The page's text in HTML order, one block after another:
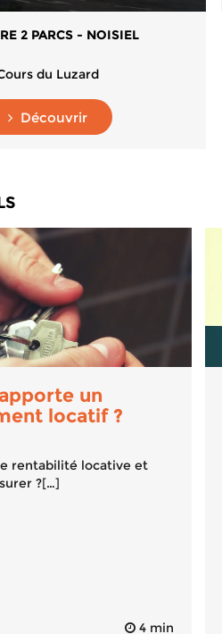
2 PARCS - NOISIEL
du Luzard
Découvrir
un
locatif ?
rentabilité locative et
?[…]
4 min